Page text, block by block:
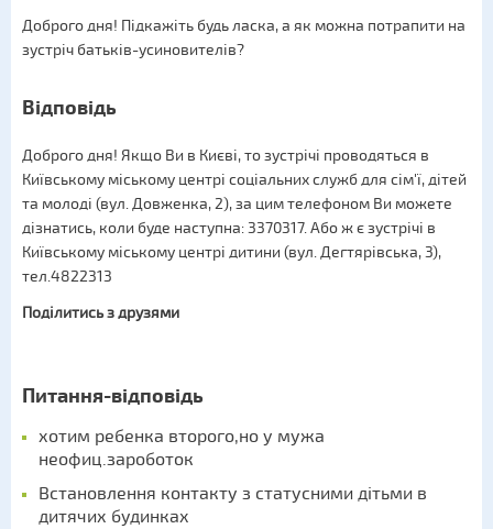
Доброго дня! Підкажіть будь ласка, а як можна потрапити на
зустріч батьків-усиновителів?
Відповідь
Доброго дня! Якщо Ви в Києві, то зустрічі проводяться в
Київському міському центрі соціальних служб для сім'ї, дітей
та молоді (вул. Довженка, 2), за цим телефоном Ви можете
дізнатись, коли буде наступна: 3370317. Або ж є зустрічі в
Київському міському центрі дитини (вул. Дегтярівська, 3),
тел.4822313
Поділитись з друзями
Питання-відповідь
хотим ребенка второго,но у мужа
неофиц.зароботок
Встановлення контакту з статусними дітьми в
дитячих будинках